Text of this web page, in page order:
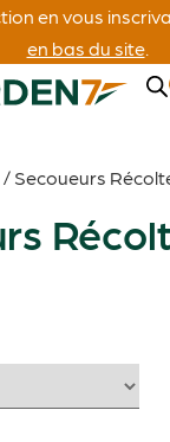
en vous
en bas du site.
/ Secoueurs